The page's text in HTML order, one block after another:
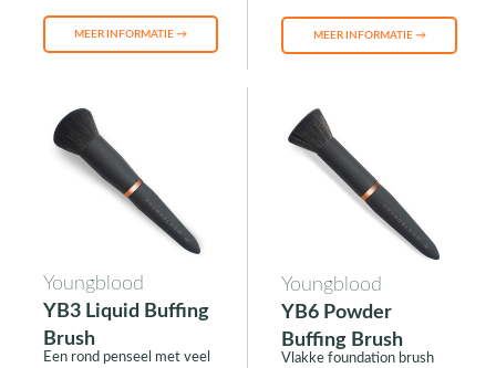
MEER INFORMATIE → MEER INFORMATIE →
Youngblood
YB3 Liquid Buffing
Brush
Een rond penseel met veel
Youngblood
YB6 Powder
Buffing Brush
Vlakke foundation brush